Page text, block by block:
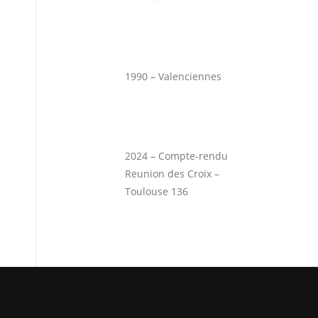
1990 – Valenciennes
2024 – Compte-rendu
Reunion des Croix –
Toulouse 136